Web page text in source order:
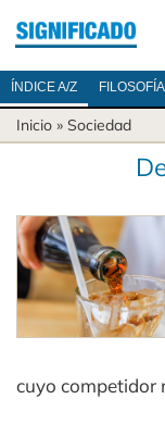
ÍNDICE A/Z FILOSOFÍA
Inicio » Sociedad
cuyo competidor